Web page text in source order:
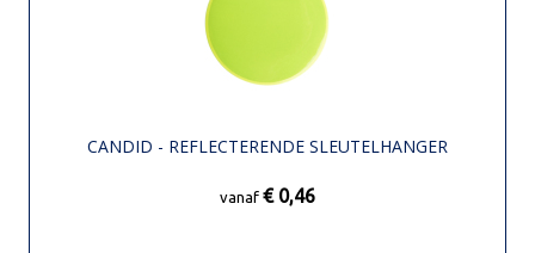
CANDID - REFLECTERENDE SLEUTELHANGER
vanaf € 0,46